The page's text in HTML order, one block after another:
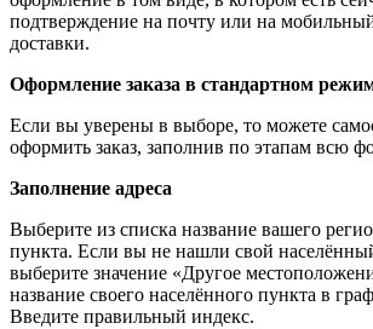
подтверждение на почту или на
доставки.
Оформление заказа в стандартном
Если вы уверены в выборе, то можете
оформить заказ, заполнив по этапам всю
Заполнение адреса
Выберите из списка название вашего
пункта. Если вы не нашли свой
выберите значение «Другое
название своего населённого пункта в
Введите правильный индекс.